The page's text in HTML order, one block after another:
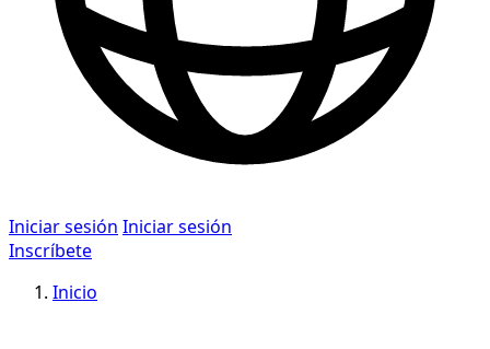
Iniciar sesión Iniciar sesión
Inscríbete
Inicio